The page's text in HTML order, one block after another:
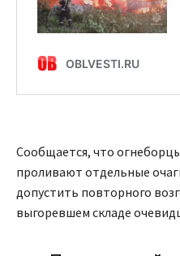
Сообщается, что
проливают отдельные
допустить повторного
выгоревшем складе